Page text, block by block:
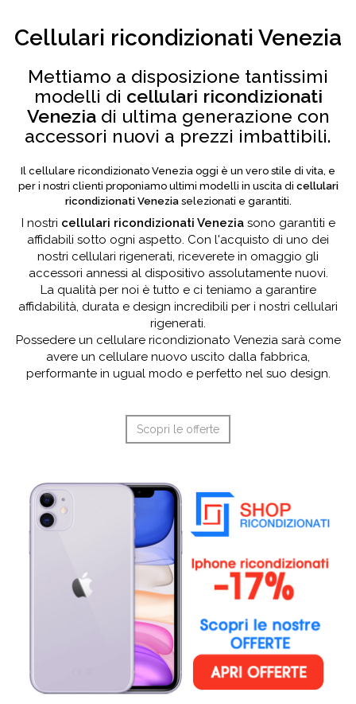
Cellulari ricondizionati Venezia
Mettiamo a disposizione tantissimi
modelli di cellulari ricondizionati
Veneziadi ultima generazione con
accessori nuovi a prezzi imbattibili.
Il cellulare ricondizionato Venezia oggi è un vero stile di vita, e
per i nostri clienti proponiamo ultimi modelli in uscita di cellulari
ricondizionati Veneziaselezionati e garantiti.
I nostri cellulari ricondizionati Veneziasono garantiti e
affidabili sotto ogni aspetto. Con l'acquisto di uno dei
nostri cellulari rigenerati, riceverete in omaggio gli
accessori annessi al dispositivo assolutamente nuovi.
La qualità per noi è tutto e ci teniamo a garantire
affidabilità, durata e design incredibili per i nostri cellulari
rigenerati.
Possedere un cellulare ricondizionato Venezia sarà come
avere un cellulare nuovo uscito dalla fabbrica,
performante in ugual modo e perfetto nel suo design.
Scopri le offerte